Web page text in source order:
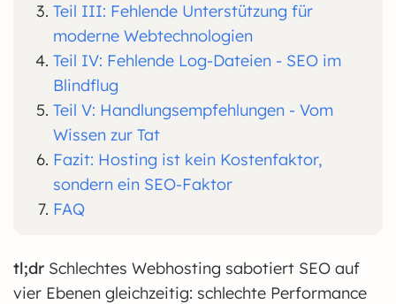
Teil III: Fehlende Unterstützung für
moderne Webtechnologien
Teil IV: Fehlende Log-Dateien - SEO im
Blindflug
Teil V: Handlungsempfehlungen - Vom
Wissen zur Tat
Fazit: Hosting ist kein Kostenfaktor,
sondern ein SEO-Faktor
FAQ
tl;dr Schlechtes Webhosting sabotiert SEO auf
vier Ebenen gleichzeitig: schlechte Performance